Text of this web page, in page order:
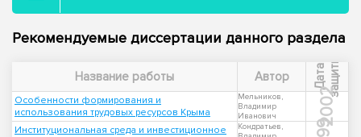
Рекомендуемые диссертации данного раздела
Название работы Автор Д
а
т
а
з
а
щ
и
ты
Особенности формирования и
использования трудовых ресурсов Крыма
Мельников,
Владимир
Иванович
2002
Институциональная среда и инвестиционное
Кондратьев,